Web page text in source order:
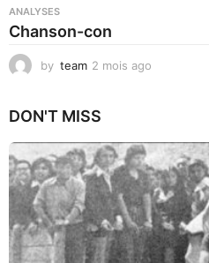
ANALYSES
Chanson-con
by team 2 mois ago
g
o
DON'T MISS